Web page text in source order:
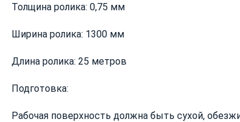
Толщина ролика: 0,75 мм
Ширина ролика: 1300 мм
Длина ролика: 25 метров
Подготовка:
Рабочая поверхность должна быть сухой,